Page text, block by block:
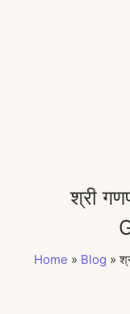
श्री
Home » Blog »